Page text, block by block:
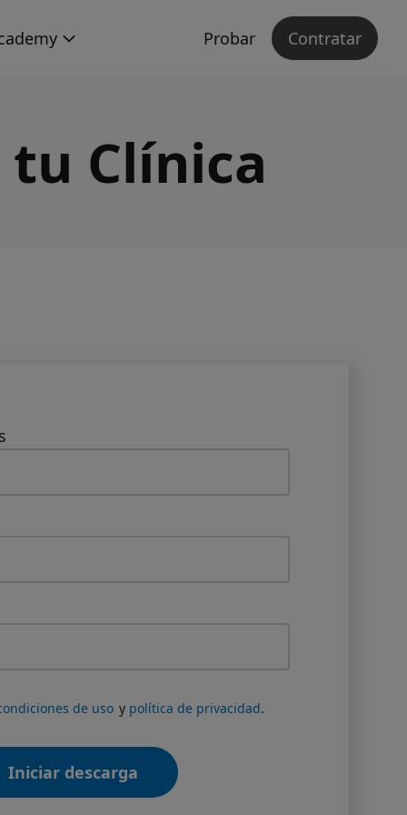
Probar Contratar
Clínica
de uso y política de privacidad.
Iniciar descarga